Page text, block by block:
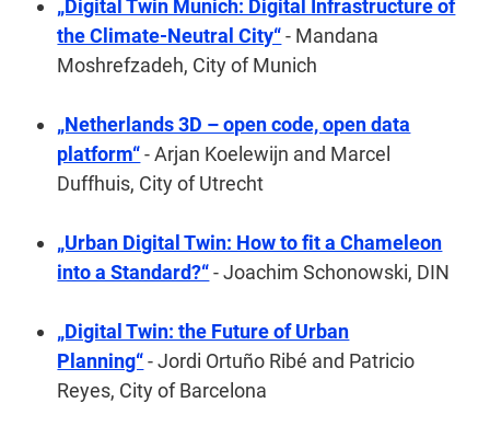
„Digital Twin Munich: Digital Infrastructure of
the Climate-Neutral City“- Mandana
Moshrefzadeh, City of Munich
„Netherlands 3D – open code, open data
platform“- Arjan Koelewijn and Marcel
Duffhuis, City of Utrecht
„Urban Digital Twin: How to fit a Chameleon
into a Standard?“- Joachim Schonowski, DIN
„Digital Twin: the Future of Urban
Planning“- Jordi Ortuño Ribé and Patricio
Reyes, City of Barcelona